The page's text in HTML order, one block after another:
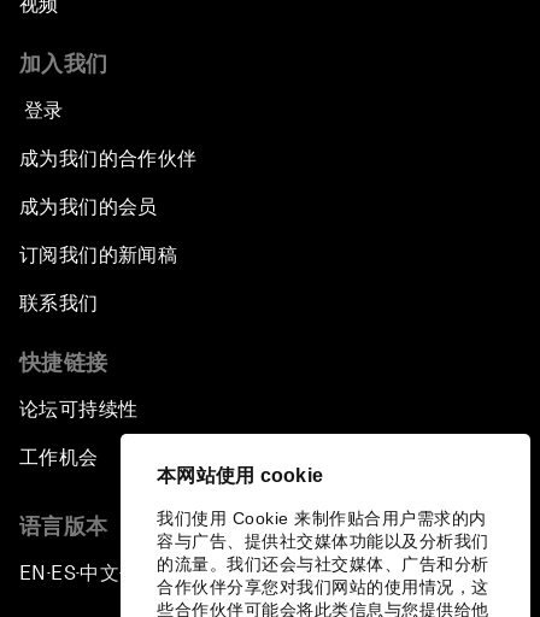
本网站使用 cookie
我们使用 Cookie 来制作贴合用户需求的内
容与广告、提供社交媒体功能以及分析我们
的流量。我们还会与社交媒体、广告和分析
合作伙伴分享您对我们网站的使用情况，这
些合作伙伴可能会将此类信息与您提供给他
加入我们
登录
成为我们的合作伙伴
成为我们的会员
订阅我们的新闻稿
联系我们
快捷链接
论坛可持续性
工作机会
语言版本
EN ▪ES▪中文▪ 日本語